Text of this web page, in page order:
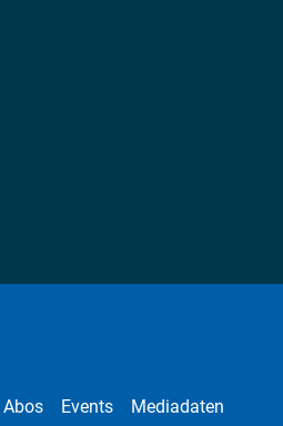
Abos Events Mediadaten